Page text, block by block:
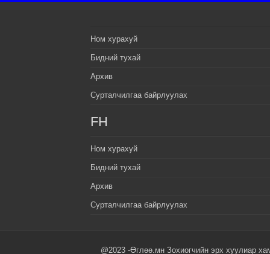
Ном хурахуй
Бидний тухай
Архив
Сурталчилгаа байрлуулах
FH
Ном хурахуй
Бидний тухай
Архив
Сурталчилгаа байрлуулах
@2023 -Өглөө.мн Зохиогчийн эрх хуулиар